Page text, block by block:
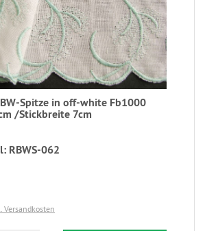
Spitze in off-white Fb1000
/Stickbreite 7cm
RBWS-062
Versandkosten